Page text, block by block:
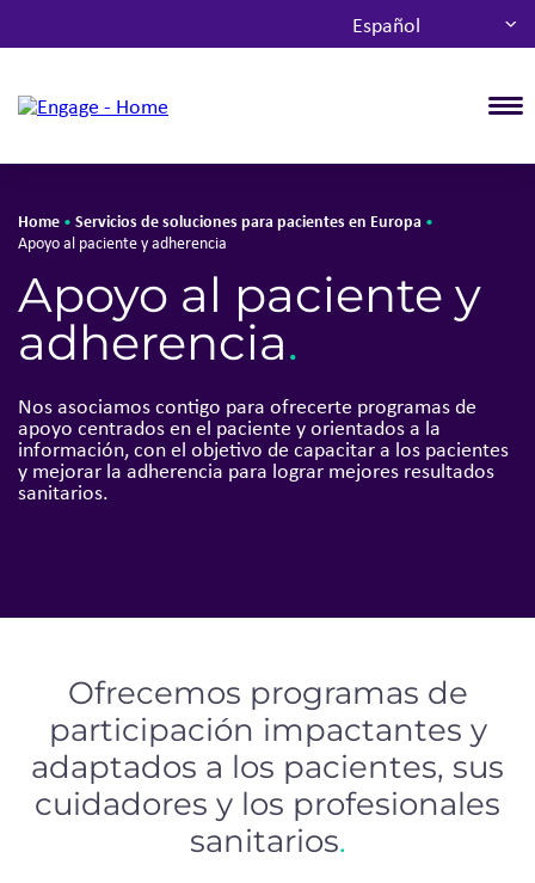
Español
Home • Servicios de soluciones para pacientes en Europa •
Apoyo al paciente y adherencia
Apoyo al paciente y
adherencia.
Nos asociamos contigo para ofrecerte programas de
apoyo centrados en el paciente y orientados a la
información, con el objetivo de capacitar a los pacientes
y mejorar la adherencia para lograr mejores resultados
sanitarios.
Ofrecemos programas de
participación impactantes y
adaptados a los pacientes, sus
cuidadores y los profesionales
sanitarios.